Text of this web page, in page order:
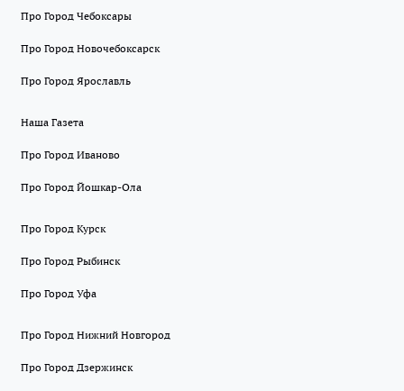
Про Город Чебоксары
Про Город Новочебоксарск
Про Город Ярославль
Наша Газета
Про Город Иваново
Про Город Йошкар-Ола
Про Город Курск
Про Город Рыбинск
Про Город Уфа
Про Город Нижний Новгород
Про Город Дзержинск